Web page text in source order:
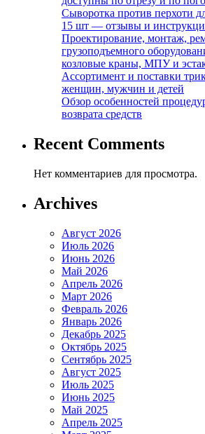
Сыворотка против перхоти
15 шт — отзывы и
Проектирование, монтаж,
грузоподъемного
козловые краны, МПУ и
Ассортимент и поставки
женщин, мужчин и детей
Обзор особенностей
возврата средств
Recent Comments
Нет комментариев для просмотра.
Archives
Август 2026
Июль 2026
Июнь 2026
Май 2026
Апрель 2026
Март 2026
Февраль 2026
Январь 2026
Декабрь 2025
Октябрь 2025
Сентябрь 2025
Август 2025
Июль 2025
Июнь 2025
Май 2025
Апрель 2025